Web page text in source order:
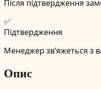
Після підтвердження
✅
Підтвердження
Менеджер зв’яжеться з
Опис